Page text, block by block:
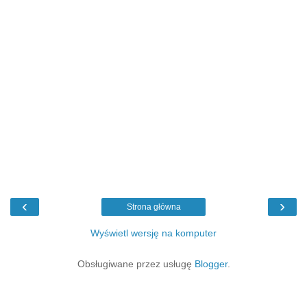
‹ ›
Strona główna
Wyświetl wersję na komputer
Obsługiwane przez usługę Blogger.